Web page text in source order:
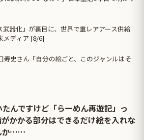
武器化」が裏目に、世界で重レアアース供給
メディア [8/6]
寿史さん「自分の絵ごと、このジャンルはそ
んですけど「らーめん再遊記」っ
かかる部分はできるだけ絵を入れな
か……